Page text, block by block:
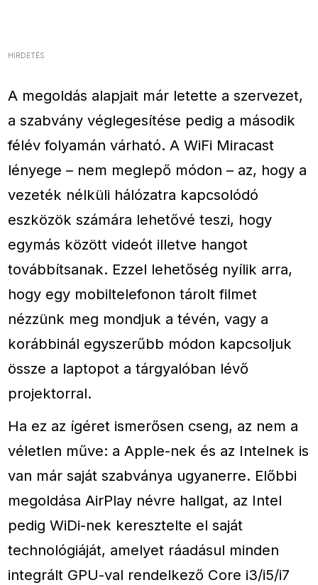
HIRDETÉS
A megoldás alapjait már letette a szervezet,
a szabvány véglegesítése pedig a második
félév folyamán várható. A WiFi Miracast
lényege – nem meglepő módon – az, hogy a
vezeték nélküli hálózatra kapcsolódó
eszközök számára lehetővé teszi, hogy
egymás között videót illetve hangot
továbbítsanak. Ezzel lehetőség nyílik arra,
hogy egy mobiltelefonon tárolt filmet
nézzünk meg mondjuk a tévén, vagy a
korábbinál egyszerűbb módon kapcsoljuk
össze a laptopot a tárgyalóban lévő
projektorral.
Ha ez az ígéret ismerősen cseng, az nem a
véletlen műve: a Apple-nek és az Intelnek is
van már saját szabványa ugyanerre. Előbbi
megoldása AirPlay névre hallgat, az Intel
pedig WiDi-nek keresztelte el saját
technológiáját, amelyet ráadásul minden
integrált GPU-val rendelkező Core i3/i5/i7